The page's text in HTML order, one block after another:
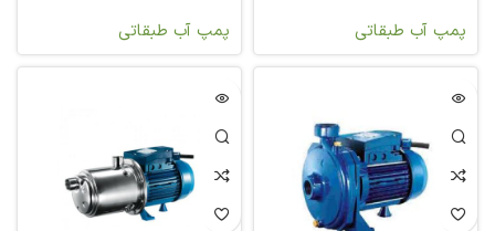
پمپ آب طبقاتی
پمپ آب طبقاتی